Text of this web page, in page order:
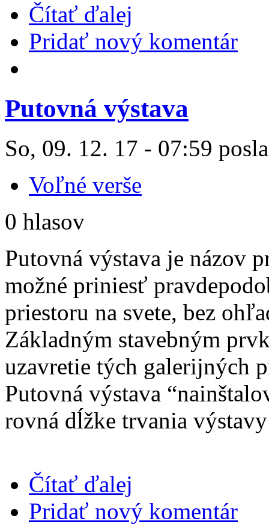
Čítať ďalej
Pridať nový komentár
Putovná výstava
So, 09. 12. 17 - 07:59
Voľné verše
0 hlasov
Putovná výstava je názov
možné priniesť
priestoru na svete, bez
Základným stavebným
uzavretie tých galerijných
Putovná výstava
rovná dĺžke trvania
Čítať ďalej
Pridať nový komentár